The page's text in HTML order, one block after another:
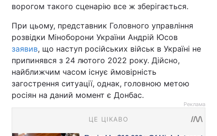
ворогом такого сценарію все ж зберігається.
При цьому, представник Головного управління
розвідки Міноборони України Андрій Юсов
заявив, що наступ російських військ в Україні не
припинявся з 24 лютого 2022 року. Дійсно,
найближчим часом існує ймовірність
загострення ситуації, однак, головною метою
росіян на даний момент є Донбас.
Реклама